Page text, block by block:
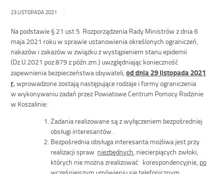
23 LISTOPADA 2021
Na podstawie § 21 ust 5 Rozporządzenia Rady Ministrów z dnia 6
maja 2021 roku w sprawie ustanowienia określonych ograniczeń,
nakazów i zakazów w związku z wystąpieniem stanu epidemii
(Dz.U.2021 poz.879 z późn.zm.) uwzględniając konieczność
zapewnienia bezpieczeństwa obywateli,od dnia 29 listopada 2021
r. wprowadzone zostają następujące rodzaje i formy ograniczenia
w wykonywaniu zadań przez Powiatowe Centrum Pomocy Rodzinie
w Koszalinie:
Zadania realizowane są z wyłączeniem bezpośredniej
obsługi interesantów .
Bezpośrednia obsługa interesanta możliwa jest przy
realizacji spraw niezbędnych , niecierpiących zwłoki,
których nie można zrealizować korespondencyjnie, po